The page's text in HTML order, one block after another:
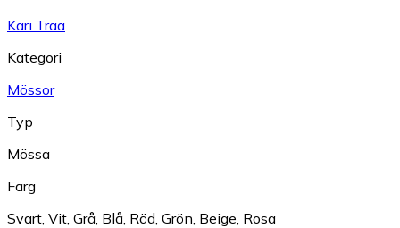
Kari Traa
Kategori
Mössor
Typ
Mössa
Färg
Svart Vit Grå Blå Röd Grön Beige Rosa